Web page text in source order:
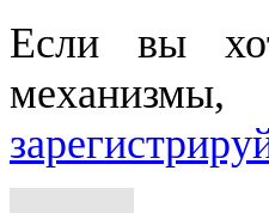
Если вы